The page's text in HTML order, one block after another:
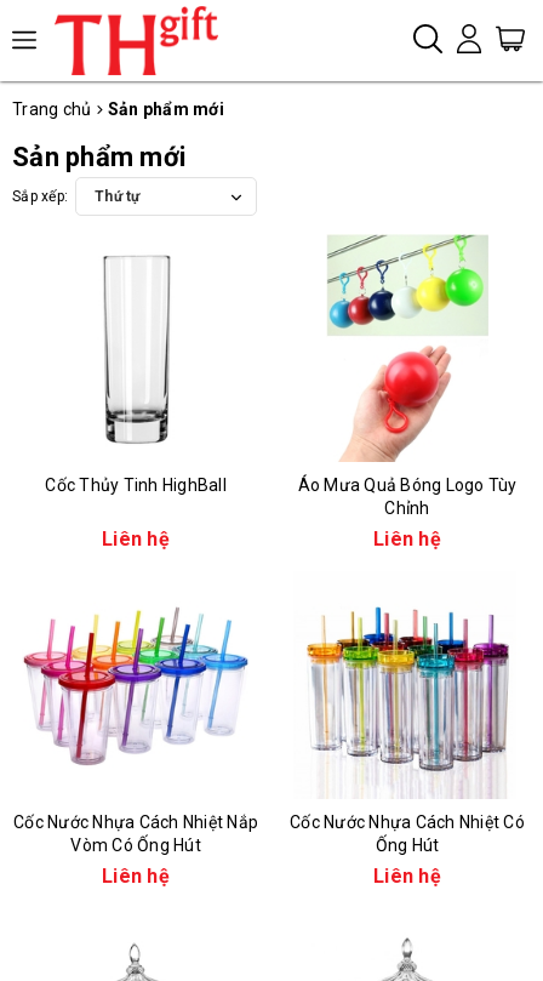
Trang chủ Sản phẩm mới
Sản phẩm mới
Sắp xếp: Thứ tự
Cốc Thủy Tinh HighBall
Liên hệ
Áo Mưa Quả Bóng Logo Tùy
Chỉnh
Liên hệ
Cốc Nước Nhựa Cách Nhiệt Nắp
Vòm Có Ống Hút
Liên hệ
Cốc Nước Nhựa Cách Nhiệt Có
Ống Hút
Liên hệ